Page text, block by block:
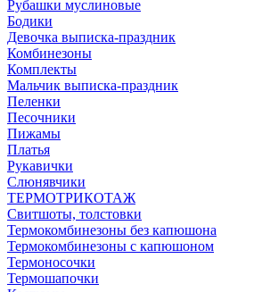
Рубашки муслиновые
Бодики
Девочка выписка-праздник
Комбинезоны
Комплекты
Мальчик выписка-праздник
Пеленки
Песочники
Пижамы
Платья
Рукавички
Слюнявчики
ТЕРМОТРИКОТАЖ
Свитшоты, толстовки
Термокомбинезоны без капюшона
Термокомбинезоны с капюшоном
Термоносочки
Термошапочки